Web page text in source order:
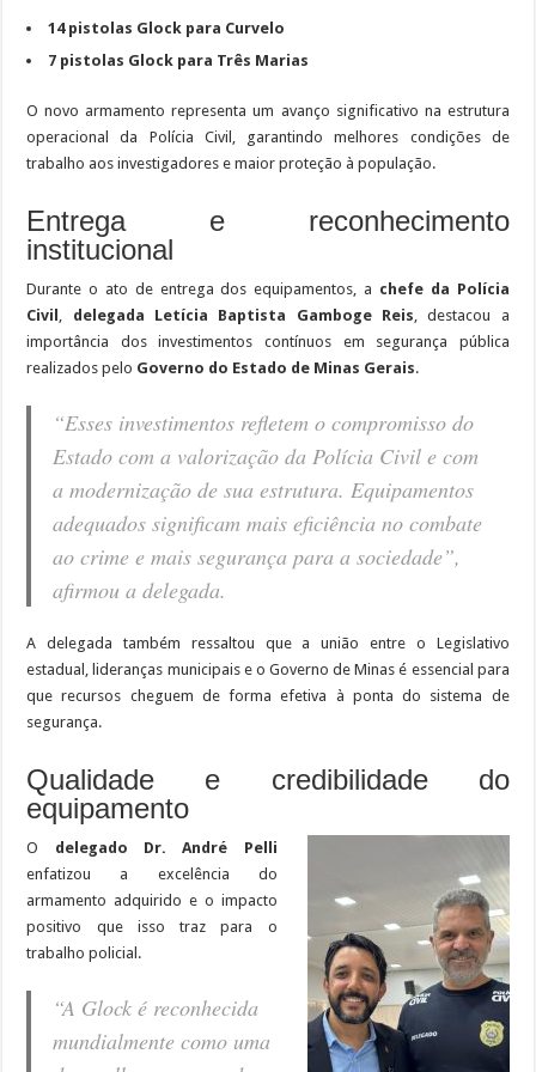
14 pistolas Glock para Curvelo
7 pistolas Glock para Três Marias
O novo armamento representa um avanço significativo na estrutura
operacional da Polícia Civil, garantindo melhores condições de
trabalho aos investigadores e maior proteção à população.
Entrega e reconhecimento
institucional
Durante o ato de entrega dos equipamentos, a chefe da Polícia
Civil
delegada Letícia Baptista Gamboge Reis , destacou a
importância dos investimentos contínuos em segurança pública
realizados pelo Governo do Estado de Minas Gerais.
“Esses investimentos refletem o compromisso do
Estado com a valorização da Polícia Civil e com
a modernização de sua estrutura. Equipamentos
adequados significam mais eficiência no combate
ao crime e mais segurança para a sociedade”,
afirmou a delegada.
A delegada também ressaltou que a união entre o Legislativo
estadual, lideranças municipais e o Governo de Minas é essencial para
que recursos cheguem de forma efetiva à ponta do sistema de
segurança.
Qualidade e credibilidade do
equipamento
O delegado Dr. André Pelli
enfatizou a excelência do
armamento adquirido e o impacto
positivo que isso traz para o
trabalho policial.
“A Glock é reconhecida
mundialmente como uma